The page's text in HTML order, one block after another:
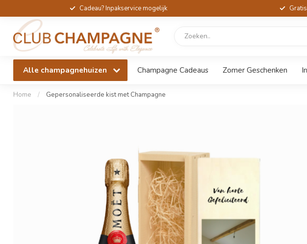
Cadeau? Inpakservice mogelijk
Alle champagnehuizen Champagne Cadeaus Zomer Geschenken
Home / Gepersonaliseerde kist met Champagne